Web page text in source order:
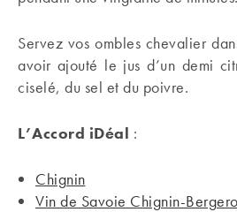
Servez vos ombles chevalier
avoir ajouté le jus d’un demi
ciselé, du sel et du poivre.
L’Accord iDéal :
Chignin
Vin de Savoie Chignin-